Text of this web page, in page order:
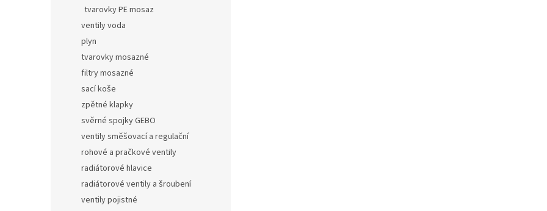
tvarovky PE mosaz
ventily voda
plyn
tvarovky mosazné
filtry mosazné
sací koše
zpětné klapky
svěrné spojky GEBO
ventily směšovací a regulační
rohové a pračkové ventily
radiátorové hlavice
radiátorové ventily a šroubení
ventily pojistné